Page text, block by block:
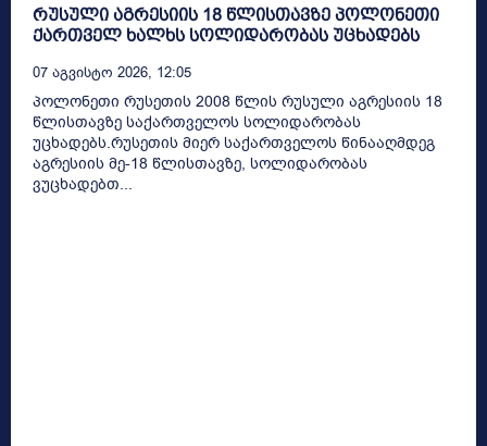
რუსული აგრესიის 18 წლისთავზე პოლონეთი
ქართველ ხალხს სოლიდარობას უცხადებს
07 Აგვისტო 2026, 12:05
პოლონეთი რუსეთის 2008 წლის რუსული აგრესიის 18
წლისთავზე საქართველოს სოლიდარობას
უცხადებს.რუსეთის მიერ საქართველოს წინააღმდეგ
აგრესიის მე-18 წლისთავზე, სოლიდარობას
ვუცხადებთ...